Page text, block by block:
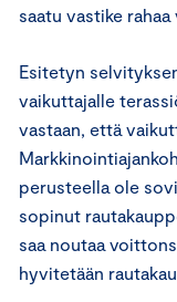
saatu vastike
Esitetyn
vaikuttajalle
vastaan, että
perusteella ole
sopinut
saa noutaa
hyvitetään